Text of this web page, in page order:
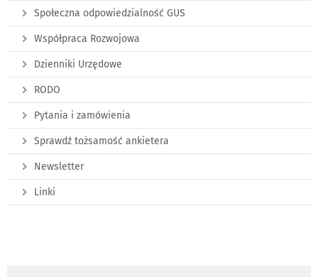
Społeczna odpowiedzialność GUS
Współpraca Rozwojowa
Dzienniki Urzędowe
RODO
Pytania i zamówienia
Sprawdź tożsamość ankietera
Newsletter
Linki